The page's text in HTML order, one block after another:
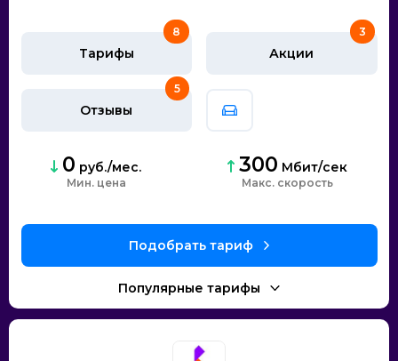
Тарифы
8
Акции
3
Отзывы
5
0 руб./мес.
Мин. цена
300 Мбит/сек
скорость